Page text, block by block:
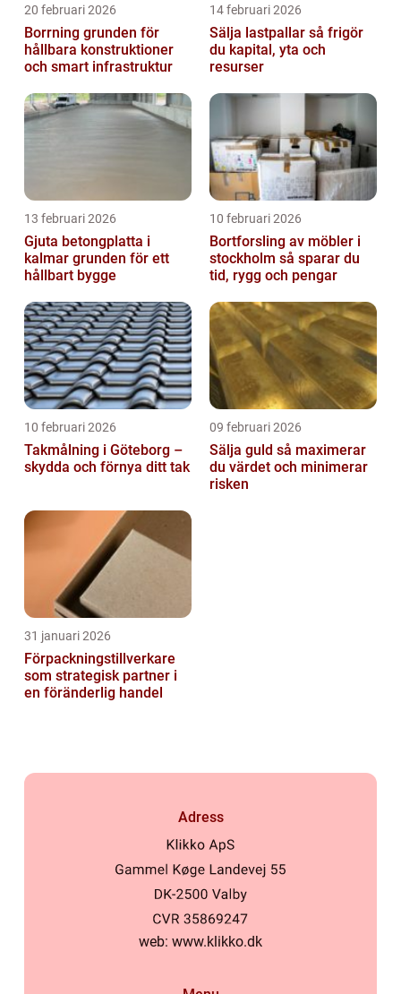
20 februari 2026
Borrning grunden för
hållbara konstruktioner
och smart infrastruktur
14 februari 2026
Sälja lastpallar så frigör
du kapital, yta och
resurser
13 februari 2026
Gjuta betongplatta i
kalmar grunden för ett
hållbart bygge
10 februari 2026
Bortforsling av möbler i
stockholm så sparar du
tid, rygg och pengar
10 februari 2026
Takmålning i Göteborg –
skydda och förnya ditt tak
09 februari 2026
Sälja guld så maximerar
du värdet och minimerar
risken
31 januari 2026
Förpackningstillverkare
som strategisk partner i
en föränderlig handel
Adress
web: www.klikko.dk